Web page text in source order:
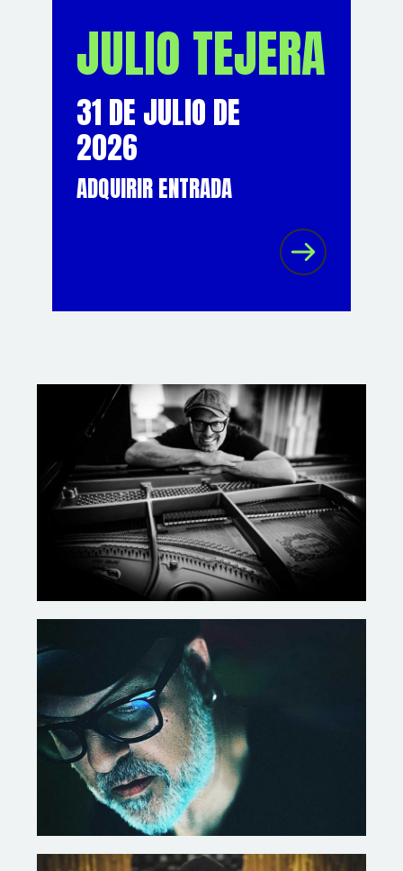
JULIO TEJERA
31 DE JULIO DE
2026
ADQUIRIR ENTRADA